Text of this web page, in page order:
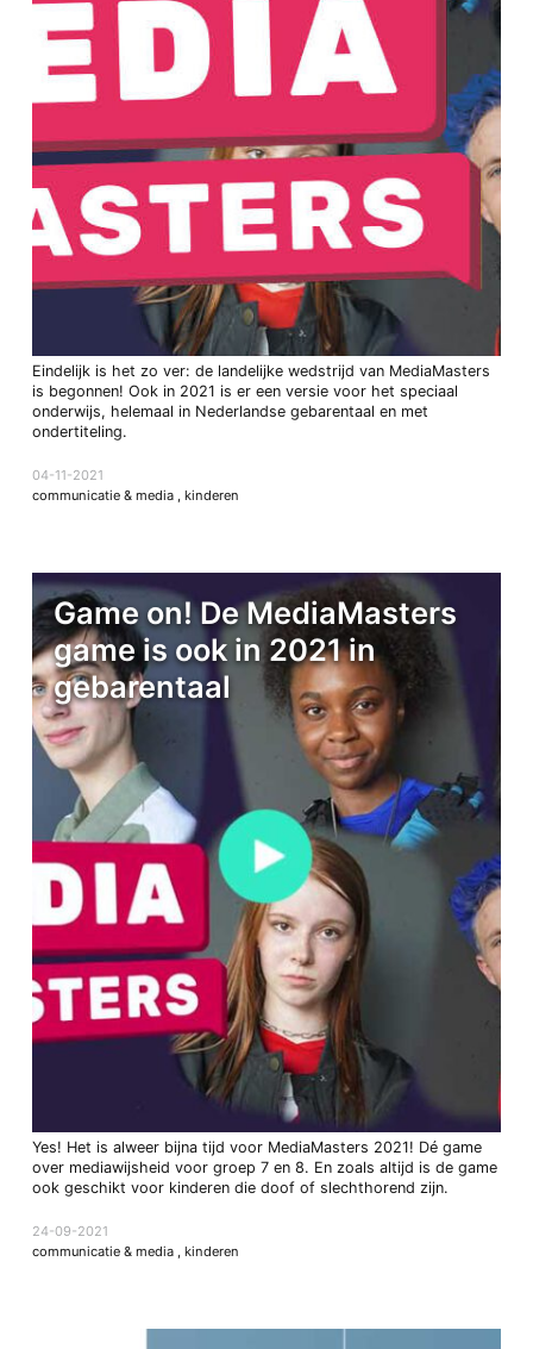
Eindelijk is het zo ver: de landelijke wedstrijd van MediaMasters
is begonnen! Ook in 2021 is er een versie voor het speciaal
onderwijs, helemaal in Nederlandse gebarentaal en met
ondertiteling.
04-11-2021
communicatie & media , kinderen
Game on! De MediaMasters
game is ook in 2021 in
gebarentaal
Yes! Het is alweer bijna tijd voor MediaMasters 2021! Dé game
over mediawijsheid voor groep 7 en 8. En zoals altijd is de game
ook geschikt voor kinderen die doof of slechthorend zijn.
24-09-2021
communicatie & media , kinderen